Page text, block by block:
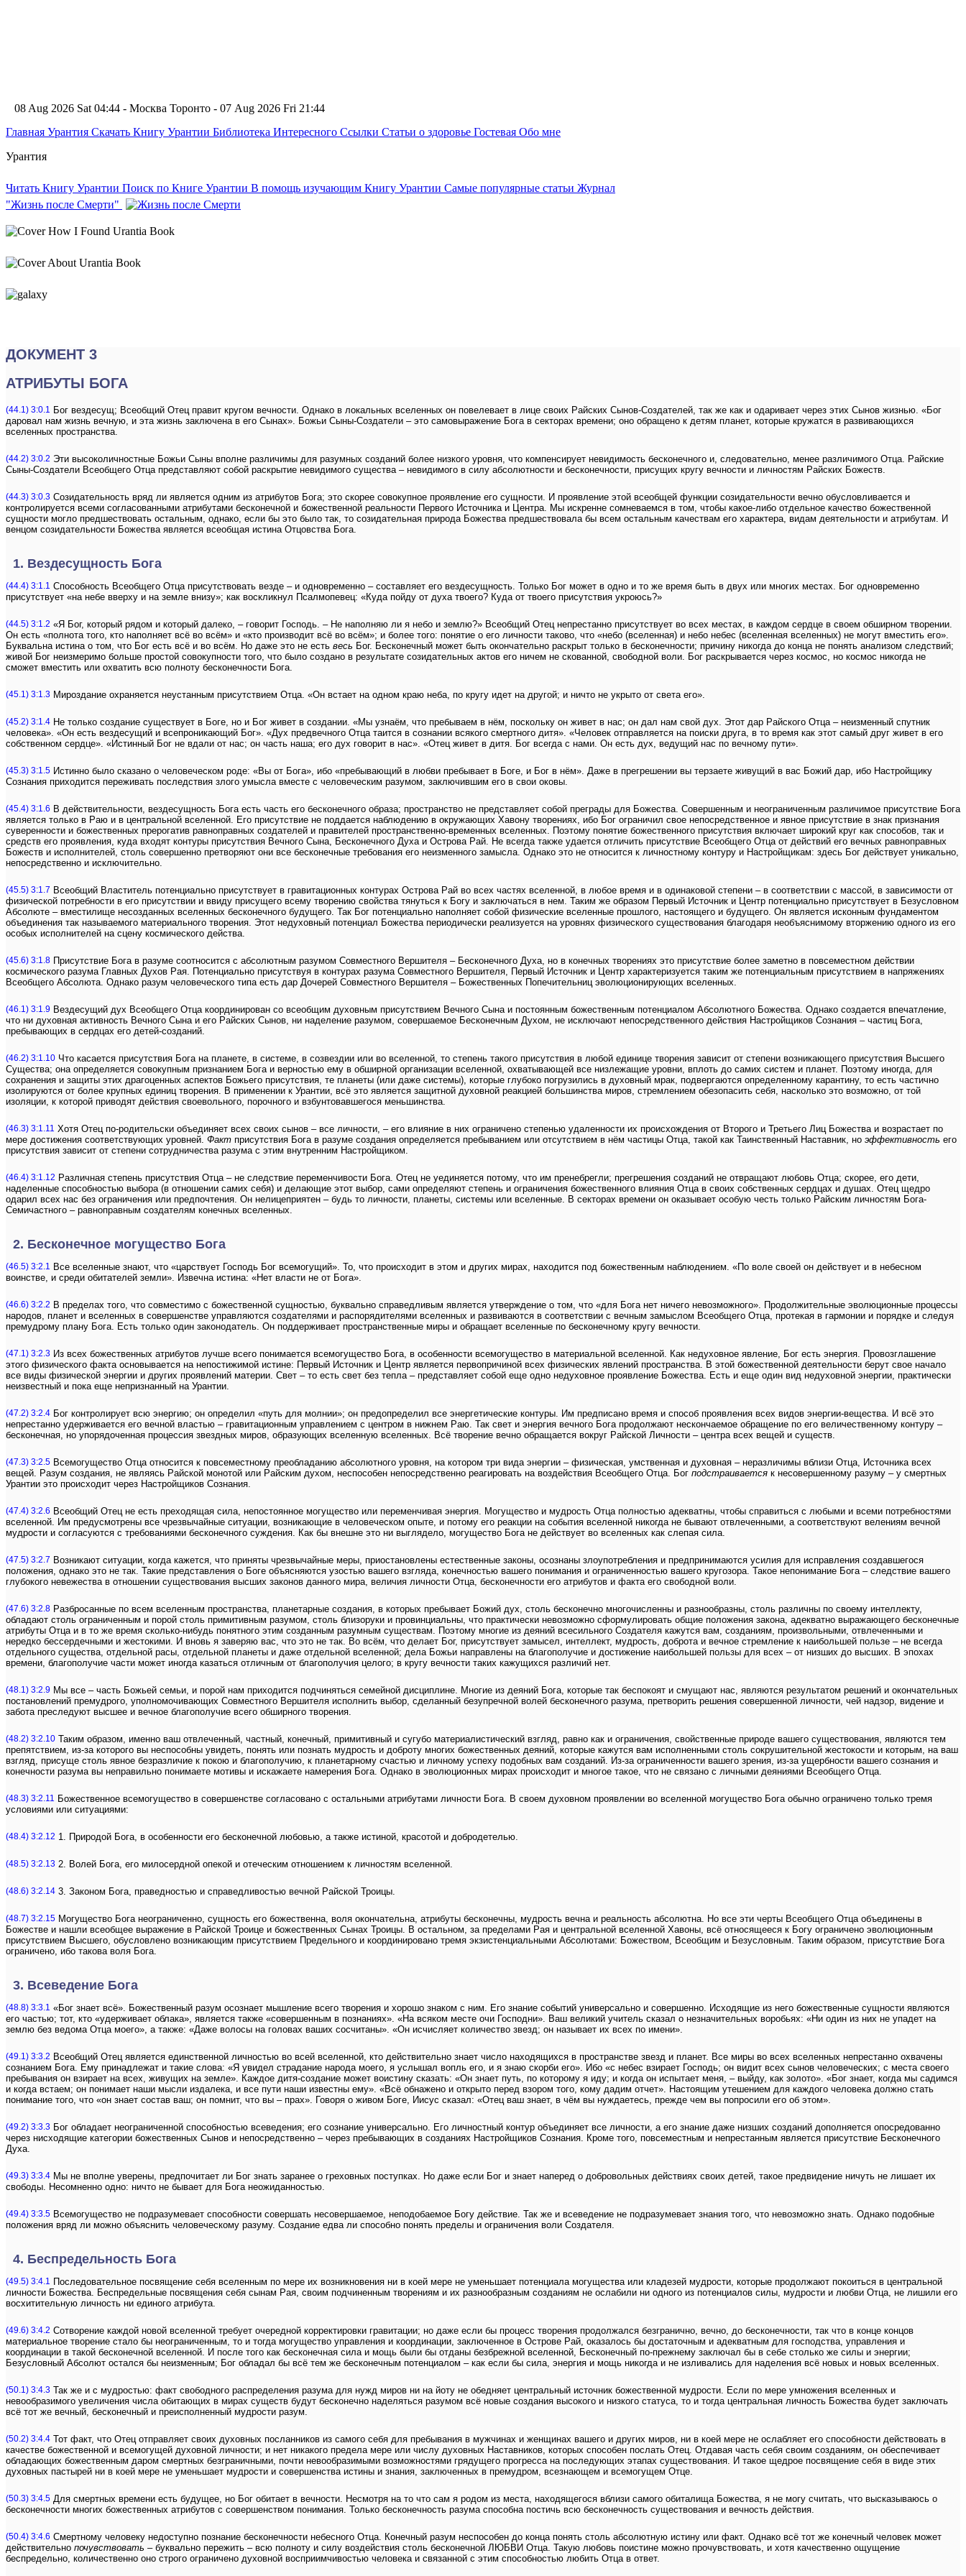
08 Aug 2026 Sat 04:44 - Москва Торонто - 07 Aug 2026 Fri 21:44
Главная Урантия Скачать Книгу Урантии Библиотека Интересного Ссылки Статьи о здоровье Гостевая Обо мне
Урантия
Читать Книгу Урантии Поиск по Книге Урантии В помощь изучающим Книгу Урантии Самые популярные статьи Журнал
"Жизнь после Смерти"
ДОКУМЕНТ 3
АТРИБУТЫ БОГА
(44.1) 3:0.1
Бог вездесущ; Всеобщий Отец правит кругом вечности. Однако в локальных вселенных он повелевает в лице своих Райских Сынов-Создателей, так же как и одаривает через этих Сынов жизнью. «Бог
даровал нам жизнь вечную, и эта жизнь заключена в его Сынах». Божьи Сыны-Создатели – это самовыражение Бога в секторах времени; оно обращено к детям планет, которые кружатся в развивающихся
вселенных пространства.
(44.2) 3:0.2 Эти высоколичностные Божьи Сыны вполне различимы для разумных созданий более низкого уровня, что компенсирует невидимость бесконечного и, следовательно, менее различимого Отца. Райские
Сыны-Создатели Всеобщего Отца представляют собой раскрытие невидимого существа – невидимого в силу абсолютности и бесконечности, присущих кругу вечности и личностям Райских Божеств.
(44.3) 3:0.3 Созидательность вряд ли является одним из атрибутов Бога; это скорее совокупное проявление его сущности. И проявление этой всеобщей функции созидательности вечно обусловливается и
контролируется всеми согласованными атрибутами бесконечной и божественной реальности Первого Источника и Центра. Мы искренне сомневаемся в том, чтобы какое-либо отдельное качество божественной
сущности могло предшествовать остальным, однако, если бы это было так, то созидательная природа Божества предшествовала бы всем остальным качествам его характера, видам деятельности и атрибутам. И
венцом созидательности Божества является всеобщая истина Отцовства Бога.
1. Вездесущность Бога
(44.4) 3:1.1 Способность Всеобщего Отца присутствовать везде – и одновременно – составляет его вездесущность. Только Бог может в одно и то же время быть в двух или многих местах. Бог одновременно
присутствует «на небе вверху и на земле внизу»; как воскликнул Псалмопевец: «Куда пойду от духа твоего? Куда от твоего присутствия укроюсь?»
(44.5) 3:1.2 «Я Бог, который рядом и который далеко, – говорит Господь. – Не наполняю ли я небо и землю?» Всеобщий Отец непрестанно присутствует во всех местах, в каждом сердце в своем обширном творении.
Он есть «полнота того, кто наполняет всё во всём» и «кто производит всё во всём»; и более того: понятие о его личности таково, что «небо (вселенная) и небо небес (вселенная вселенных) не могут вместить его».
Буквальна истина о том, что Бог есть всё и во всём. Но даже это не есть весь Бог. Бесконечный может быть окончательно раскрыт только в бесконечности; причину никогда до конца не понять анализом следствий;
живой Бог неизмеримо больше простой совокупности того, что было создано в результате созидательных актов его ничем не скованной, свободной воли. Бог раскрывается через космос, но космос никогда не
сможет вместить или охватить всю полноту бесконечности Бога.
(45.1) 3:1.3 Мироздание охраняется неустанным присутствием Отца. «Он встает на одном краю неба, по кругу идет на другой; и ничто не укрыто от света его».
(45.2) 3:1.4 Не только создание существует в Боге, но и Бог живет в создании. «Мы узнаём, что пребываем в нём, поскольку он живет в нас; он дал нам свой дух. Этот дар Райского Отца – неизменный спутник
человека». «Он есть вездесущий и всепроникающий Бог». «Дух предвечного Отца таится в сознании всякого смертного дитя». «Человек отправляется на поиски друга, в то время как этот самый друг живет в его
собственном сердце». «Истинный Бог не вдали от нас; он часть наша; его дух говорит в нас». «Отец живет в дитя. Бог всегда с нами. Он есть дух, ведущий нас по вечному пути».
(45.3) 3:1.5 Истинно было сказано о человеческом роде: «Вы от Бога», ибо «пребывающий в любви пребывает в Боге, и Бог в нём». Даже в прегрешении вы терзаете живущий в вас Божий дар, ибо Настройщику
Сознания приходится переживать последствия злого умысла вместе с человеческим разумом, заключившим его в свои оковы.
(45.4) 3:1.6 В действительности, вездесущность Бога есть часть его бесконечного образа; пространство не представляет собой преграды для Божества. Совершенным и неограниченным различимое присутствие Бога
является только в Раю и в центральной вселенной. Его присутствие не поддается наблюдению в окружающих Хавону творениях, ибо Бог ограничил свое непосредственное и явное присутствие в знак признания
суверенности и божественных прерогатив равноправных создателей и правителей пространственно-временных вселенных. Поэтому понятие божественного присутствия включает широкий круг как способов, так и
средств его проявления, куда входят контуры присутствия Вечного Сына, Бесконечного Духа и Острова Рай. Не всегда также удается отличить присутствие Всеобщего Отца от действий его вечных равноправных
Божеств и исполнителей, столь совершенно претворяют они все бесконечные требования его неизменного замысла. Однако это не относится к личностному контуру и Настройщикам: здесь Бог действует уникально,
непосредственно и исключительно.
(45.5) 3:1.7 Всеобщий Властитель потенциально присутствует в гравитационных контурах Острова Рай во всех частях вселенной, в любое время и в одинаковой степени – в соответствии с массой, в зависимости от
физической потребности в его присутствии и ввиду присущего всему творению свойства тянуться к Богу и заключаться в нем. Таким же образом Первый Источник и Центр потенциально присутствует в Безусловном
Абсолюте – вместилище несозданных вселенных бесконечного будущего. Так Бог потенциально наполняет собой физические вселенные прошлого, настоящего и будущего. Он является исконным фундаментом
объединения так называемого материального творения. Этот недуховный потенциал Божества периодически реализуется на уровнях физического существования благодаря необъяснимому вторжению одного из его
особых исполнителей на сцену космического действа.
(45.6) 3:1.8 Присутствие Бога в разуме соотносится с абсолютным разумом Совместного Вершителя – Бесконечного Духа, но в конечных творениях это присутствие более заметно в повсеместном действии
космического разума Главных Духов Рая. Потенциально присутствуя в контурах разума Совместного Вершителя, Первый Источник и Центр характеризуется таким же потенциальным присутствием в напряжениях
Всеобщего Абсолюта. Однако разум человеческого типа есть дар Дочерей Совместного Вершителя – Божественных Попечительниц эволюционирующих вселенных.
(46.1) 3:1.9 Вездесущий дух Всеобщего Отца координирован со всеобщим духовным присутствием Вечного Сына и постоянным божественным потенциалом Абсолютного Божества. Однако создается впечатление,
что ни духовная активность Вечного Сына и его Райских Сынов, ни наделение разумом, совершаемое Бесконечным Духом, не исключают непосредственного действия Настройщиков Сознания – частиц Бога,
пребывающих в сердцах его детей-созданий.
(46.2) 3:1.10 Что касается присутствия Бога на планете, в системе, в созвездии или во вселенной, то степень такого присутствия в любой единице творения зависит от степени возникающего присутствия Высшего
Существа; она определяется совокупным признанием Бога и верностью ему в обширной организации вселенной, охватывающей все низлежащие уровни, вплоть до самих систем и планет. Поэтому иногда, для
сохранения и защиты этих драгоценных аспектов Божьего присутствия, те планеты (или даже системы), которые глубоко погрузились в духовный мрак, подвергаются определенному карантину, то есть частично
изолируются от более крупных единиц творения. В применении к Урантии, всё это является защитной духовной реакцией большинства миров, стремлением обезопасить себя, насколько это возможно, от той
изоляции, к которой приводят действия своевольного, порочного и взбунтовавшегося меньшинства.
(46.3) 3:1.11 Хотя Отец по-родительски объединяет всех своих сынов – все личности, – его влияние в них ограничено степенью удаленности их происхождения от Второго и Третьего Лиц Божества и возрастает по
мере достижения соответствующих уровней. Факт присутствия Бога в разуме создания определяется пребыванием или отсутствием в нём частицы Отца, такой как Таинственный Наставник, но эффективность его
присутствия зависит от степени сотрудничества разума с этим внутренним Настройщиком.
(46.4) 3:1.12 Различная степень присутствия Отца – не следствие переменчивости Бога. Отец не уединяется потому, что им пренебрегли; прегрешения созданий не отвращают любовь Отца; скорее, его дети,
наделенные способностью выбора (в отношении самих себя) и делающие этот выбор, сами определяют степень и ограничения божественного влияния Отца в своих собственных сердцах и душах. Отец щедро
одарил всех нас без ограничения или предпочтения. Он нелицеприятен – будь то личности, планеты, системы или вселенные. В секторах времени он оказывает особую честь только Райским личностям Бога-
Семичастного – равноправным создателям конечных вселенных.
2. Бесконечное могущество Бога
(46.5) 3:2.1
Все вселенные знают, что «царствует Господь Бог всемогущий». То, что происходит в этом и других мирах, находится под божественным наблюдением. «По воле своей он действует и в небесном
воинстве, и среди обитателей земли». Извечна истина: «Нет власти не от Бога».
(46.6) 3:2.2 В пределах того, что совместимо с божественной сущностью, буквально справедливым является утверждение о том, что «для Бога нет ничего невозможного». Продолжительные эволюционные процессы
народов, планет и вселенных в совершенстве управляются создателями и распорядителями вселенных и развиваются в соответствии с вечным замыслом Всеобщего Отца, протекая в гармонии и порядке и следуя
премудрому плану Бога. Есть только один законодатель. Он поддерживает пространственные миры и обращает вселенные по бесконечному кругу вечности.
(47.1) 3:2.3 Из всех божественных атрибутов лучше всего понимается всемогущество Бога, в особенности всемогущество в материальной вселенной. Как недуховное явление, Бог есть энергия. Провозглашение
этого физического факта основывается на непостижимой истине: Первый Источник и Центр является первопричиной всех физических явлений пространства. В этой божественной деятельности берут свое начало
все виды физической энергии и других проявлений материи. Свет – то есть свет без тепла – представляет собой еще одно недуховное проявление Божества. Есть и еще один вид недуховной энергии, практически
неизвестный и пока еще непризнанный на Урантии.
(47.2) 3:2.4 Бог контролирует всю энергию; он определил «путь для молнии»; он предопределил все энергетические контуры. Им предписано время и способ проявления всех видов энергии-вещества. И всё это
непрестанно удерживается его вечной властью – гравитационным управлением с центром в нижнем Раю. Так свет и энергия вечного Бога продолжают нескончаемое обращение по его величественному контуру –
бесконечная, но упорядоченная процессия звездных миров, образующих вселенную вселенных. Всё творение вечно обращается вокруг Райской Личности – центра всех вещей и существ.
(47.3) 3:2.5 Всемогущество Отца относится к повсеместному преобладанию абсолютного уровня, на котором три вида энергии – физическая, умственная и духовная – неразличимы вблизи Отца, Источника всех
вещей. Разум создания, не являясь Райской монотой или Райским духом, неспособен непосредственно реагировать на воздействия Всеобщего Отца. Бог подстраивается к несовершенному разуму – у смертных
Урантии это происходит через Настройщиков Сознания.
(47.4) 3:2.6 Всеобщий Отец не есть преходящая сила, непостоянное могущество или переменчивая энергия. Могущество и мудрость Отца полностью адекватны, чтобы справиться с любыми и всеми потребностями
вселенной. Им предусмотрены все чрезвычайные ситуации, возникающие в человеческом опыте, и потому его реакции на события вселенной никогда не бывают отвлеченными, а соответствуют велениям вечной
мудрости и согласуются с требованиями бесконечного суждения. Как бы внешне это ни выглядело, могущество Бога не действует во вселенных как слепая сила.
(47.5) 3:2.7 Возникают ситуации, когда кажется, что приняты чрезвычайные меры, приостановлены естественные законы, осознаны злоупотребления и предпринимаются усилия для исправления создавшегося
положения, однако это не так. Такие представления о Боге объясняются узостью вашего взгляда, конечностью вашего понимания и ограниченностью вашего кругозора. Такое непонимание Бога – следствие вашего
глубокого невежества в отношении существования высших законов данного мира, величия личности Отца, бесконечности его атрибутов и факта его свободной воли.
(47.6) 3:2.8 Разбросанные по всем вселенным пространства, планетарные создания, в которых пребывает Божий дух, столь бесконечно многочисленны и разнообразны, столь различны по своему интеллекту,
обладают столь ограниченным и порой столь примитивным разумом, столь близоруки и провинциальны, что практически невозможно сформулировать общие положения закона, адекватно выражающего бесконечные
атрибуты Отца и в то же время сколько-нибудь понятного этим созданным разумным существам. Поэтому многие из деяний всесильного Создателя кажутся вам, созданиям, произвольными, отвлеченными и
нередко бессердечными и жестокими. И вновь я заверяю вас, что это не так. Во всём, что делает Бог, присутствует замысел, интеллект, мудрость, доброта и вечное стремление к наибольшей пользе – не всегда
отдельного существа, отдельной расы, отдельной планеты и даже отдельной вселенной; дела Божьи направлены на благополучие и достижение наибольшей пользы для всех – от низших до высших. В эпохах
времени, благополучие части может иногда казаться отличным от благополучия целого; в кругу вечности таких кажущихся различий нет.
(48.1) 3:2.9 Мы все – часть Божьей семьи, и порой нам приходится подчиняться семейной дисциплине. Многие из деяний Бога, которые так беспокоят и смущают нас, являются результатом решений и окончательных
постановлений премудрого, уполномочивающих Совместного Вершителя исполнить выбор, сделанный безупречной волей бесконечного разума, претворить решения совершенной личности, чей надзор, видение и
забота преследуют высшее и вечное благополучие всего обширного творения.
(48.2) 3:2.10 Таким образом, именно ваш отвлеченный, частный, конечный, примитивный и сугубо материалистический взгляд, равно как и ограничения, свойственные природе вашего существования, являются тем
препятствием, из-за которого вы неспособны увидеть, понять или познать мудрость и доброту многих божественных деяний, которые кажутся вам исполненными столь сокрушительной жестокости и которым, на ваш
взгляд, присуще столь явное безразличие к покою и благополучию, к планетарному счастью и личному успеху подобных вам созданий. Из-за ограниченности вашего зрения, из-за ущербности вашего сознания и
конечности разума вы неправильно понимаете мотивы и искажаете намерения Бога. Однако в эволюционных мирах происходит и многое такое, что не связано с личными деяниями Всеобщего Отца.
(48.3) 3:2.11
Божественное всемогущество в совершенстве согласовано с остальными атрибутами личности Бога. В своем духовном проявлении во вселенной могущество Бога обычно ограничено только тремя
условиями или ситуациями:
(48.4) 3:2.12 1. Природой Бога, в особенности его бесконечной любовью, а также истиной, красотой и добродетелью.
(48.5) 3:2.13 2. Волей Бога, его милосердной опекой и отеческим отношением к личностям вселенной.
(48.6) 3:2.14 3. Законом Бога, праведностью и справедливостью вечной Райской Троицы.
(48.7) 3:2.15 Могущество Бога неограниченно, сущность его божественна, воля окончательна, атрибуты бесконечны, мудрость вечна и реальность абсолютна. Но все эти черты Всеобщего Отца объединены в
Божестве и нашли всеобщее выражение в Райской Троице и божественных Сынах Троицы. В остальном, за пределами Рая и центральной вселенной Хавоны, всё относящееся к Богу ограничено эволюционным
присутствием Высшего, обусловлено возникающим присутствием Предельного и координировано тремя экзистенциальными Абсолютами: Божеством, Всеобщим и Безусловным. Таким образом, присутствие Бога
ограничено, ибо такова воля Бога.
3. Всеведение Бога
(48.8) 3:3.1 «Бог знает всё». Божественный разум осознает мышление всего творения и хорошо знаком с ним. Его знание событий универсально и совершенно. Исходящие из него божественные сущности являются
его частью; тот, кто «удерживает облака», является также «совершенным в познаниях». «На всяком месте очи Господни». Ваш великий учитель сказал о незначительных воробьях: «Ни один из них не упадет на
землю без ведома Отца моего», а также: «Даже волосы на головах ваших сосчитаны». «Он исчисляет количество звезд; он называет их всех по имени».
(49.1) 3:3.2 Всеобщий Отец является единственной личностью во всей вселенной, кто действительно знает число находящихся в пространстве звезд и планет. Все миры во всех вселенных непрестанно охвачены
сознанием Бога. Ему принадлежат и такие слова: «Я увидел страдание народа моего, я услышал вопль его, и я знаю скорби его». Ибо «с небес взирает Господь; он видит всех сынов человеческих; с места своего
пребывания он взирает на всех, живущих на земле». Каждое дитя-создание может воистину сказать: «Он знает путь, по которому я иду; и когда он испытает меня, – выйду, как золото». «Бог знает, когда мы садимся
и когда встаем; он понимает наши мысли издалека, и все пути наши известны ему». «Всё обнажено и открыто перед взором того, кому дадим отчет». Настоящим утешением для каждого человека должно стать
понимание того, что «он знает состав ваш; он помнит, что вы – прах». Говоря о живом Боге, Иисус сказал: «Отец ваш знает, в чём вы нуждаетесь, прежде чем вы попросили его об этом».
(49.2) 3:3.3 Бог обладает неограниченной способностью всеведения; его сознание универсально. Его личностный контур объединяет все личности, а его знание даже низших созданий дополняется опосредованно
через нисходящие категории божественных Сынов и непосредственно – через пребывающих в созданиях Настройщиков Сознания. Кроме того, повсеместным и непрестанным является присутствие Бесконечного
Духа.
(49.3) 3:3.4 Мы не вполне уверены, предпочитает ли Бог знать заранее о греховных поступках. Но даже если Бог и знает наперед о добровольных действиях своих детей, такое предвидение ничуть не лишает их
свободы. Несомненно одно: ничто не бывает для Бога неожиданностью.
(49.4) 3:3.5 Всемогущество не подразумевает способности совершать несовершаемое, неподобаемое Богу действие. Так же и всеведение не подразумевает знания того, что невозможно знать. Однако подобные
положения вряд ли можно объяснить человеческому разуму. Создание едва ли способно понять пределы и ограничения воли Создателя.
4. Беспредельность Бога
(49.5) 3:4.1
Последовательное посвящение себя вселенным по мере их возникновения ни в коей мере не уменьшает потенциала могущества или кладезей мудрости, которые продолжают покоиться в центральной
личности Божества. Беспредельные посвящения себя сынам Рая, своим подчиненным творениям и их разнообразным созданиям не ослабили ни одного из потенциалов силы, мудрости и любви Отца, не лишили его
восхитительную личность ни единого атрибута.
(49.6) 3:4.2 Сотворение каждой новой вселенной требует очередной корректировки гравитации; но даже если бы процесс творения продолжался безгранично, вечно, до бесконечности, так что в конце концов
материальное творение стало бы неограниченным, то и тогда могущество управления и координации, заключенное в Острове Рай, оказалось бы достаточным и адекватным для господства, управления и
координации в такой бесконечной вселенной. И после того как бесконечная сила и мощь были бы отданы безбрежной вселенной, Бесконечный по-прежнему заключал бы в себе столько же силы и энергии;
Безусловный Абсолют остался бы неизменным; Бог обладал бы всё тем же бесконечным потенциалом – как если бы сила, энергия и мощь никогда и не изливались для наделения всё новых и новых вселенных.
(50.1) 3:4.3 Так же и с мудростью: факт свободного распределения разума для нужд миров ни на йоту не обедняет центральный источник божественной мудрости. Если по мере умножения вселенных и
невообразимого увеличения числа обитающих в мирах существ будут бесконечно наделяться разумом всё новые создания высокого и низкого статуса, то и тогда центральная личность Божества будет заключать
всё тот же вечный, бесконечный и преисполненный мудрости разум.
(50.2) 3:4.4 Тот факт, что Отец отправляет своих духовных посланников из самого себя для пребывания в мужчинах и женщинах вашего и других миров, ни в коей мере не ослабляет его способности действовать в
качестве божественной и всемогущей духовной личности; и нет никакого предела мере или числу духовных Наставников, которых способен послать Отец. Отдавая часть себя своим созданиям, он обеспечивает
обладающих божественным даром смертных безграничными, почти невообразимыми возможностями грядущего прогресса на последующих этапах существования. И такое щедрое посвящение себя в виде этих
духовных пастырей ни в коей мере не уменьшает мудрости и совершенства истины и знания, заключенных в премудром, всезнающем и всемогущем Отце.
(50.3) 3:4.5 Для смертных времени есть будущее, но Бог обитает в вечности. Несмотря на то что сам я родом из места, находящегося вблизи самого обиталища Божества, я не могу считать, что высказываюсь о
бесконечности многих божественных атрибутов с совершенством понимания. Только бесконечность разума способна постичь всю бесконечность существования и вечность действия.
(50.4) 3:4.6 Смертному человеку недоступно познание бесконечности небесного Отца. Конечный разум неспособен до конца понять столь абсолютную истину или факт. Однако всё тот же конечный человек может
действительно почувствовать – буквально пережить – всю полноту и силу воздействия столь бесконечной ЛЮБВИ Отца. Такую любовь поистине можно прочувствовать, и хотя качественно ощущение
беспредельно, количественно оно строго ограничено духовной восприимчивостью человека и связанной с этим способностью любить Отца в ответ.